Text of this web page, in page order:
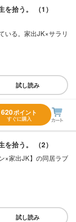
拾う。 （1）
いる。家出JK×サラリ
試し読み
620ポイント
すぐに購入
拾う。 （2）
×家出JK】の同居ラブ
試し読み